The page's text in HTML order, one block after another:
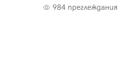
984 преглеждания